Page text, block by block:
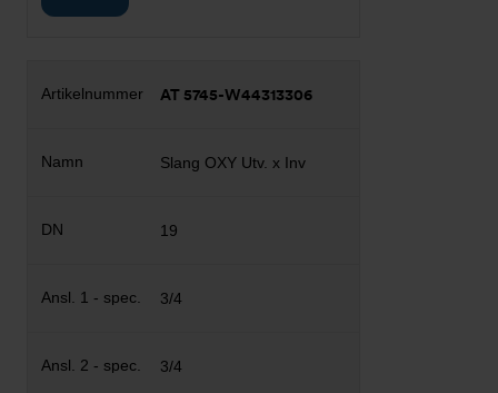
AT 5745-W44313306
Slang OXY Utv. x Inv
19
3/4
3/4